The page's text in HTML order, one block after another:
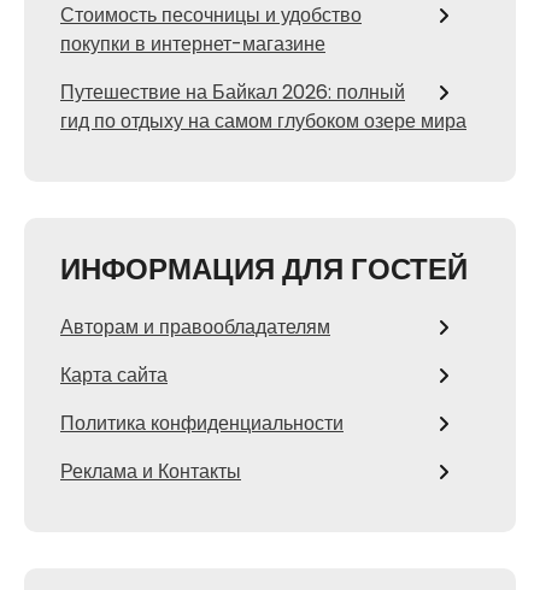
Стоимость песочницы и удобство
покупки в интернет-магазине
Путешествие на Байкал 2026: полный
гид по отдыху на самом глубоком озере мира
ИНФОРМАЦИЯ ДЛЯ ГОСТЕЙ
Авторам и правообладателям
Карта сайта
Политика конфиденциальности
Реклама и Контакты